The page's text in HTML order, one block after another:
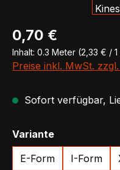
Regulärer Preis:
0,70 €
Inhalt: 0.3 Meter (2,33 € /
Preise inkl. MwSt.
Sofort verfügbar,
Varianteauswählen
E-Form I-Form